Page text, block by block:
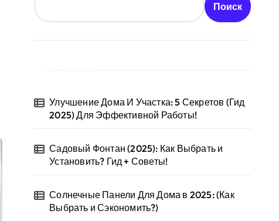
Поиск
Улучшение Дома И Участка: 5 Секретов (Гид
2025) Для Эффективной Работы!
Садовый Фонтан (2025): Как Выбрать и
Установить? Гид + Советы!
Солнечные Панели Для Дома в 2025: (Как
Выбрать и Сэкономить?)